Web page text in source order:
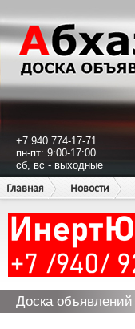
+7 940 774-17-71
пн-пт: 9:00-17:00
сб, вс - выходные
Главная
Новости
Доска объявлений